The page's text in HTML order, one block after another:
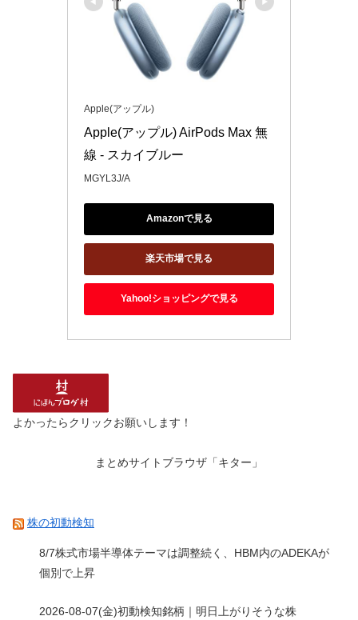
Apple(アップル)
Apple(アップル) AirPods Max 無
線 - スカイブルー
MGYL3J/A
Amazonで見る
楽天市場で見る
Yahoo!ショッピングで見る
よかったらクリックお願いします！
まとめサイトブラウザ「キター」
株の初動検知
8/7株式市場半導体テーマは調整続く、HBM内のADEKAが
個別で上昇
2026-08-07(金)初動検知銘柄｜明日上がりそうな株